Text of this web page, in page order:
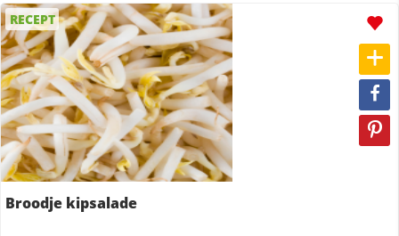
RECEPT
Broodje kipsalade